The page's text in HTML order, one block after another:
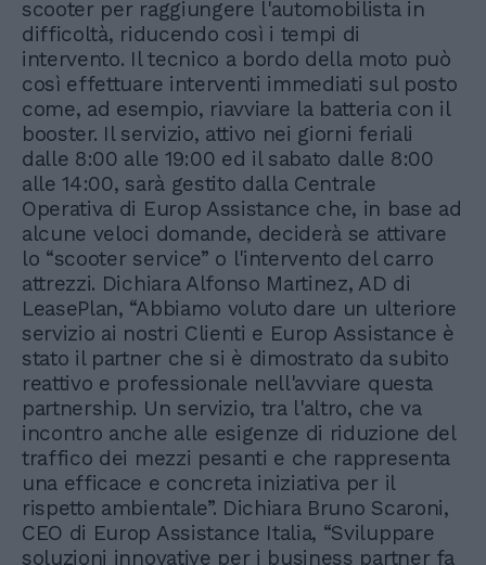
scooter per raggiungere l'automobilista in
difficoltà, riducendo così i tempi di
intervento. Il tecnico a bordo della moto può
così effettuare interventi immediati sul posto
come, ad esempio, riavviare la batteria con il
booster. Il servizio, attivo nei giorni feriali
dalle 8:00 alle 19:00 ed il sabato dalle 8:00
alle 14:00, sarà gestito dalla Centrale
Operativa di Europ Assistance che, in base ad
alcune veloci domande, deciderà se attivare
lo “scooter service” o l'intervento del carro
attrezzi. Dichiara Alfonso Martinez, AD di
LeasePlan, “Abbiamo voluto dare un ulteriore
servizio ai nostri Clienti e Europ Assistance è
stato il partner che si è dimostrato da subito
reattivo e professionale nell'avviare questa
partnership. Un servizio, tra l'altro, che va
incontro anche alle esigenze di riduzione del
traffico dei mezzi pesanti e che rappresenta
una efficace e concreta iniziativa per il
rispetto ambientale”. Dichiara Bruno Scaroni,
CEO di Europ Assistance Italia, “Sviluppare
soluzioni innovative per i business partner fa